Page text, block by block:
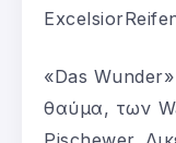
«Das
θαύμα, των